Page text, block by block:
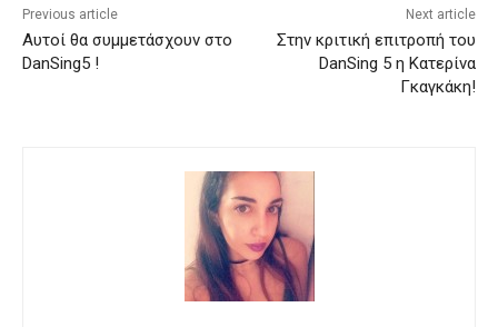
Previous article
Αυτοί θα συμμετάσχουν στο
DanSing5 !
Next article
Στην κριτική επιτροπή του
DanSing 5 η Κατερίνα
Γκαγκάκη!